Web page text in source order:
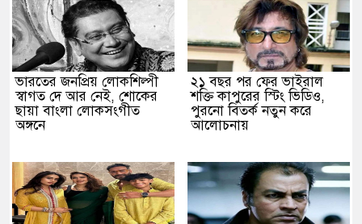
ভারতের জনপ্রিয় লোকশিল্পী
স্বাগত দে আর নেই, শোকের
ছায়া বাংলা লোকসংগীত
অঙ্গনে
২১ বছর পর ফের ভাইরাল
শক্তি কাপুরের স্টিং ভিডিও,
পুরনো বিতর্ক নতুন করে
আলোচনায়